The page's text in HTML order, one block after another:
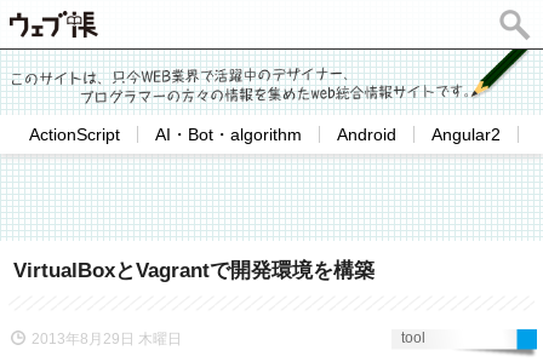
ActionScript AI・Bot・algorithm Android Angular2
VirtualBoxとVagrantで開発環境を構築
tool
2013年8月29日 木曜日